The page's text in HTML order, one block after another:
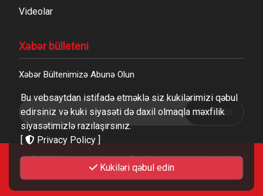
Videolar
Xəbər bülleteni
Xəbər Bültenimizə Abunə Olun
Abunə ol
© 2026biosstudio.comTərəfindən bütün hüquqlar
qorunur.
Bu vebsaytdan istifadə etməklə siz kukilərimizi qəbul
edirsiniz və kuki siyasəti də daxil olmaqla məxfilik
siyasətimizlə razılaşırsınız.
[
Privacy Policy ]
Kukiləri qəbul edin